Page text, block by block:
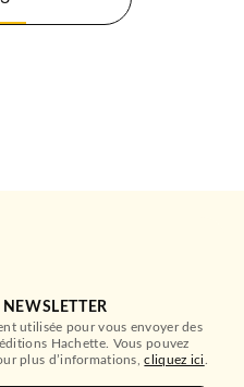
utilisée pour vous envoyer des
Hachette. Vous pouvez
plus d’informations,cliquez ici.